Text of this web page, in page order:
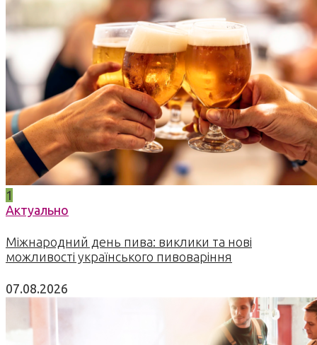
1
Актуально
Міжнародний день пива: виклики та нові
можливості українського пивоваріння
07.08.2026